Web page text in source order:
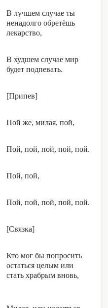
В лучшем случае ты
ненадолго обретёшь
лекарство,
В худшем случае мир
будет подпевать.
[Припев]
Пой же, милая, пой,
Пой, пой, пой, пой, пой.
Пой, пой,
Пой, пой, пой, пой, пой.
[Связка]
Кто мог бы попросить
остаться целым или
стать храбрым вновь,